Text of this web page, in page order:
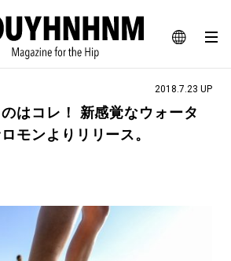
JA
EN
BLOG SNAP
ン、カルチャー、ライフスタイルWEBマガジン
#マイナーグッド図鑑
#MONTHLY JOURNAL
2018.7.23 UP
はコレ！ 新感覚なウォータ
モンよりリリース。